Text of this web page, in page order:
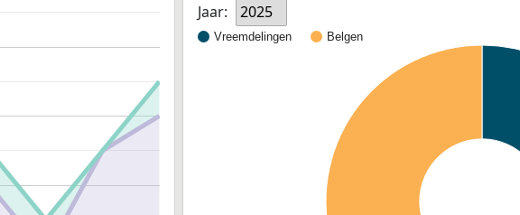
Jaar:
2025
Vreemdelingen Belgen